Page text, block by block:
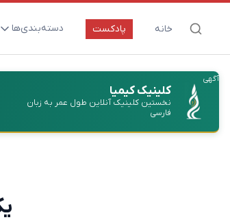
خانه پادکست دسته‌بندی‌ها
ارتقای سلامت و
بیماری‌ها و پاتوژن‌ها
تغذیه و مکمل‌ها
آگهی
کلینیک کیمیا
نخستین کلینیک آنلاین طول عمر به زبان
فارسی